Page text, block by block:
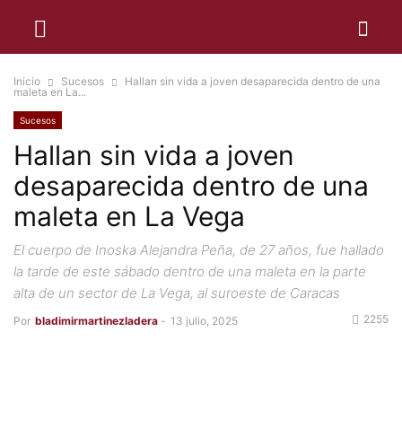
Inicio Sucesos
Hallan sin vida a joven desaparecida dentro de una
maleta en La...
Sucesos
Hallan sin vida a joven
desaparecida dentro de una
maleta en La Vega
El cuerpo de Inoska Alejandra Peña, de 27 años, fue hallado
la tarde de este sábado dentro de una maleta en la parte
alta de un sector de La Vega, al suroeste de Caracas
Por bladimirmartinezladera - 13 julio, 2025 2255